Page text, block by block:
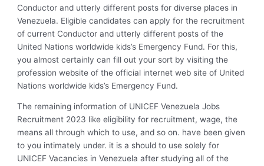
Conductor and utterly different posts for diverse places in
Venezuela. Eligible candidates can apply for the recruitment
of current Conductor and utterly different posts of the
United Nations worldwide kids’s Emergency Fund. For this,
you almost certainly can fill out your sort by visiting the
profession website of the official internet web site of United
Nations worldwide kids’s Emergency Fund.
The remaining information of UNICEF Venezuela Jobs
Recruitment 2023 like eligibility for recruitment, wage, the
means all through which to use, and so on. have been given
to you intimately under. it is a should to use solely for
UNICEF Vacancies in Venezuela after studying all of the